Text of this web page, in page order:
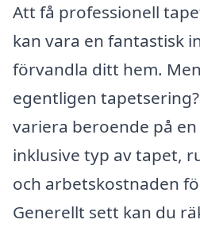
Att få professionell
kan vara en fantastisk
förvandla ditt hem.
egentligen
variera beroende på
inklusive typ av tapet,
och arbetskostnaden
Generellt sett kan du